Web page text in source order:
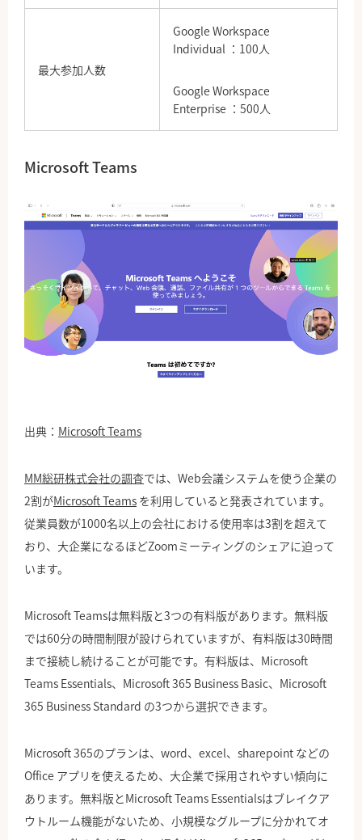
最大参加人数
Google Workspace
Individual ：100人
Google Workspace
Enterprise ：500人
Microsoft Teams
出典： Microsoft Teams
MM総研株式会社の調査では、Web会議システムを使う企業の
2割がMicrosoft Teams を利用していると発表されています。
従業員数が1000名以上の会社における使用率は3割を超えて
おり、大企業になるほどZoomミーティングのシェアに迫って
います。
Microsoft Teamsは無料版と3つの有料版があります。無料版
では60分の時間制限が設けられていますが、有料版は30時間
まで接続し続けることが可能です。有料版は、Microsoft
Teams Essentials、Microsoft 365 Business Basic、Microsoft
365 Business Standard の3つから選択できます。
Microsoft 365のプランは、word、excel、sharepoint などの
Office アプリを使えるため、大企業で採用されやすい傾向に
あります。無料版とMicrosoft Teams Essentialsはブレイクア
ウトルーム機能がないため、小規模なグループに分かれてオ